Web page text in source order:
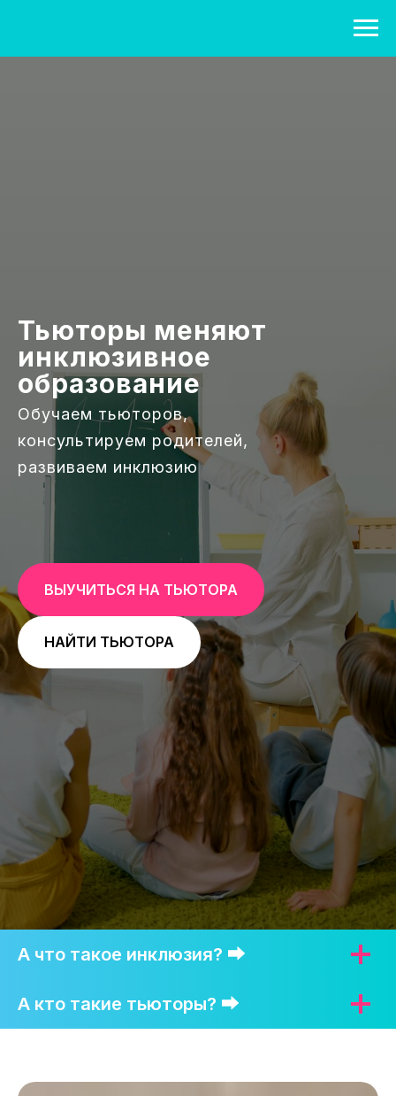
Тьюторы меняют
инклюзивное
образование
Обучаем тьюторов,
консультируем родителей,
развиваем инклюзию
ВЫУЧИТЬСЯ НА ТЬЮТОРА
НАЙТИ ТЬЮТОРА
А что такое инклюзия? ⮕
А кто такие тьюторы? ⮕